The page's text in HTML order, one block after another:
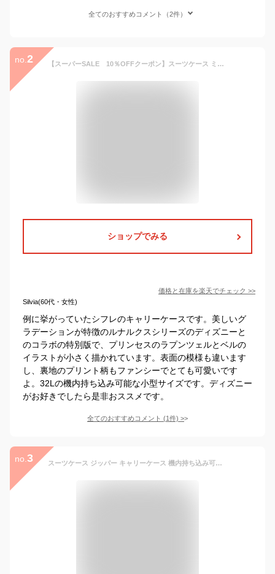
全てのおすすめコメント（2件）
no. 2 【スーパーSALE 10％OFFクーポン】スーツケース ミニトランク付 ディズニー プリンセス機内持ち込み可 ジッパー ファスナー Sサイズ 小型シフレ 1年保証付 レディース ガール LUN2214-50
ショップでみる
価格と在庫を楽天でチェック >>
Silvia(60代・女性)
例に挙がっていたシフレのキャリーケースです。美しいグ
ラデーションが特徴のルナルクスシリーズのディズニーと
のコラボの特別版で、プリンセスのラプンツェルとベルの
イラストが小さく描かれています。表面の模様も違います
し、裏地のプリント柄もファンシーでとても可愛いです
よ。32Lの機内持ち込み可能な小型サイズです。ディズニー
がお好きでしたら是非おススメです。
全てのおすすめコメント (1件) >
no. 3 スーツケース ジッパー キャリーケース 機内持ち込み可軽量 小型 Sサイズ 抗菌防臭 ミニトランク ショルダーバッグ1年保証付 シフレ ルナルクス LUNALUX LUN2116K 48cm